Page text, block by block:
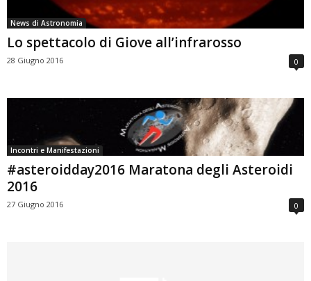
News di Astronomia
Lo spettacolo di Giove all’infrarosso
28 Giugno 2016 0
Incontri e Manifestazioni
#asteroidday2016 Maratona degli Asteroidi
2016
27 Giugno 2016 0